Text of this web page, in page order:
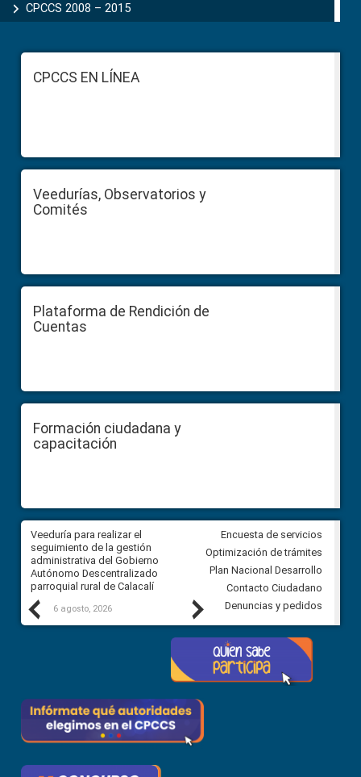
CPCCS 2008 – 2015
FooterCPCCS EN LÍNEA
Veedurías, Observatorios y
Comités
Plataforma de Rendición de
Cuentas
Formación ciudadana y
capacitación
Previous
Veeduría para realizar el
seguimiento de la gestión
administrativa del Gobierno
Autónomo Descentralizado
parroquial rural de Calacalí
6 agosto, 2026
Veeduría para vigilar los
derivados de la Audiencia
comunidad Urbina, parroquia
Carolina
5 agosto, 2026
Next
Encuesta de servicios
Optimización de trámites
Plan Nacional Desarrollo
Contacto Ciudadano
Denuncias y pedidos